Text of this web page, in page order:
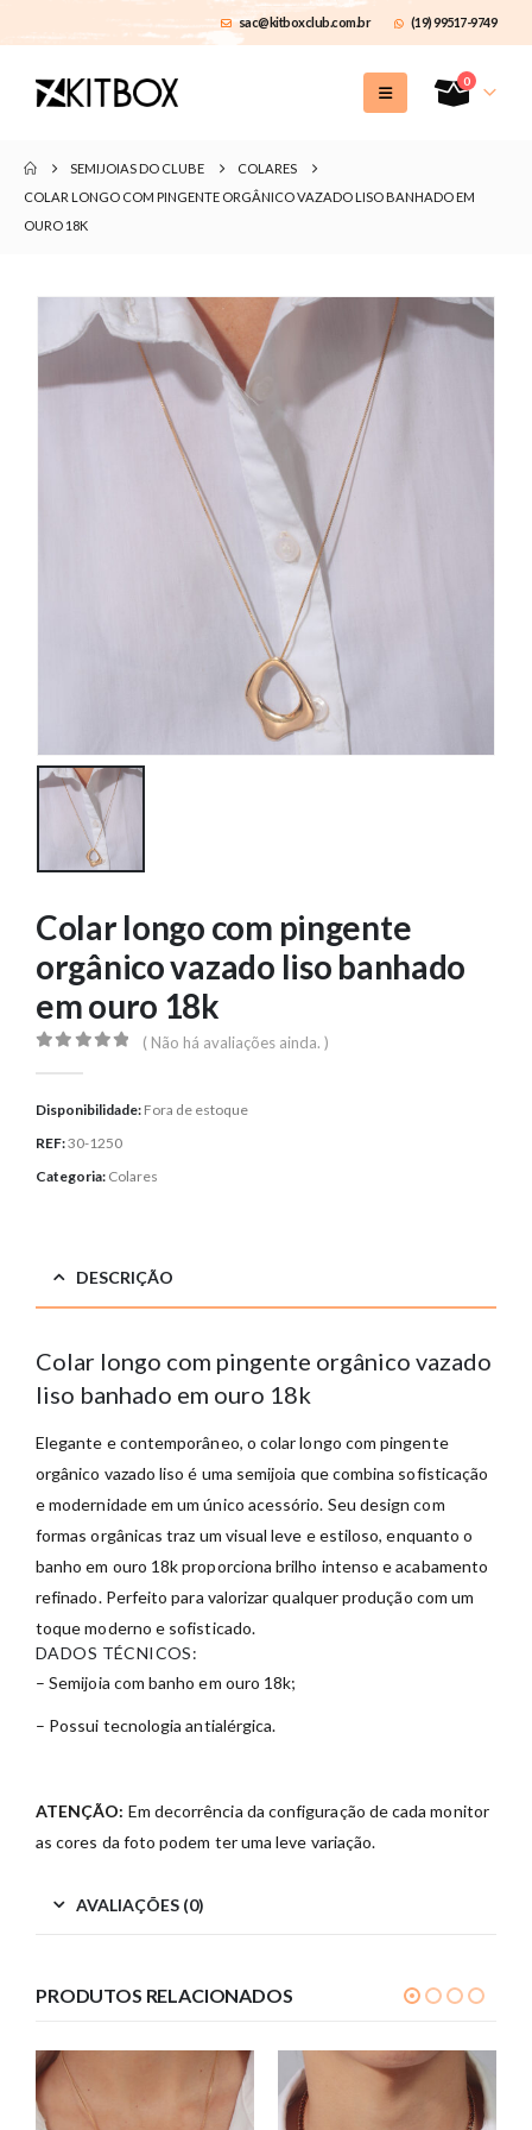
sac@kitboxclub.com.br (19) 99517-9749
0
SEMIJOIAS DO CLUBE
COLARES
COLAR LONGO COM PINGENTE ORGÂNICO VAZADO LISO BANHADO EM
OURO 18K
Colar longo com pingente
orgânico vazado liso banhado
em ouro 18k
( Não há avaliações ainda. )
Disponibilidade: Fora de estoque
REF:30-1250
Categoria: Colares
DESCRIÇÃO
Colar longo com pingente orgânico vazado
liso banhado em ouro 18k
Elegante e contemporâneo, o colar longo com pingente
orgânico vazado liso é uma semijoia que combina sofisticação
e modernidade em um único acessório. Seu design com
formas orgânicas traz um visual leve e estiloso, enquanto o
banho em ouro 18k proporciona brilho intenso e acabamento
refinado. Perfeito para valorizar qualquer produção com um
toque moderno e sofisticado.
DADOS TÉCNICOS:
– Semijoia com banho em ouro 18k;
– Possui tecnologia antialérgica.
ATENÇÃO: Em decorrência da configuração de cada monitor
as cores da foto podem ter uma leve variação.
AVALIAÇÕES (0)
PRODUTOS RELACIONADOS